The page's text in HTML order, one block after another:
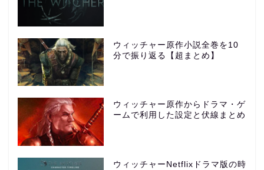
ウィッチャー原作小説全巻を10
分で振り返る【超まとめ】
ウィッチャー原作からドラマ・ゲ
ームで利用した設定と伏線まとめ
ウィッチャーNetflixドラマ版の時